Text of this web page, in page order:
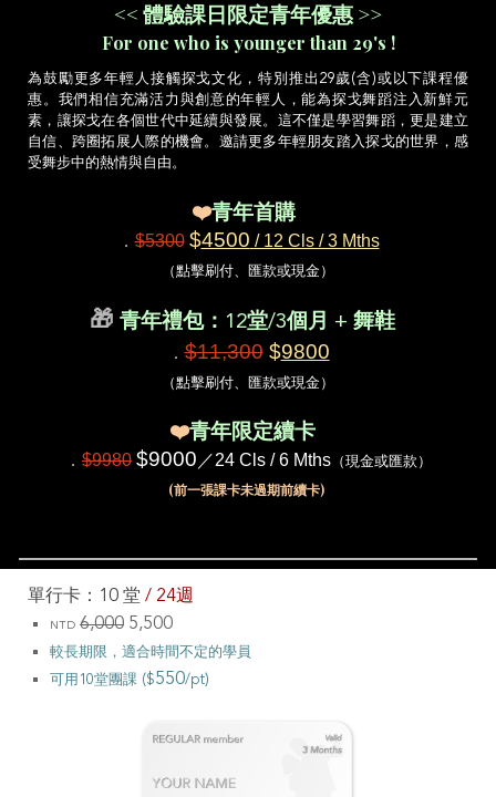
<< 體驗課日限定青年優惠 >>
For one who is younger than 29's !
為鼓勵更多年輕人接觸探戈文化，特別推出29歲(含)或以下課程優
惠。我們相信充滿活力與創意的年輕人，能為探戈舞蹈注入新鮮元
素，讓探戈在各個世代中延續與發展。這不僅是學習舞蹈，更是建立
自信、跨圈拓展人際的機會。邀請更多年輕朋友踏入探戈的世界，感
受舞步中的熱情與自由。
❤️青年首購
．$5300 $4500 / 12 Cls / 3 Mths
（點擊刷付、匯款或現金）
🎁 青年禮包：12堂/3個月 + 舞鞋
．$11,300 $9800
（點擊刷付、匯款或現金）
❤️青年限定續卡
． $9980 $9000 ／24 Cls / 6 Mths （現金或匯款）
(前一張課卡未過期前續卡)
單行卡：10 堂/ 24週
NTD 6,000 5,500
較長期限，適合時間不定的學員
可用10堂團課 ($550/pt)